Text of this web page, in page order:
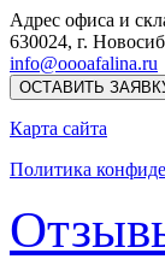
Адрес офиса и
630024, г.
info@oooafalina.ru
ОСТАВИТЬ
Карта сайта
Политика